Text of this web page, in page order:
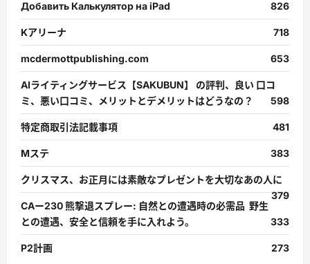
Добавить Калькулятор на iPad 826
Kアリーナ 718
mcdermottpublishing.com 653
AIライティングサービス【SAKUBUN】 の評判、良い 口コ
ミ、悪い口コミ、メリットとデメリットはどうなの？
598
特定商取引法記載事項 481
Mステ 383
クリスマス、お正月には素敵なプレゼントを大切なあの人に
379
CAー230 熊撃退スプレー: 自然との遭遇時の必需品 野生
との遭遇、安全と信頼を手に入れよう。
333
P2計画 273